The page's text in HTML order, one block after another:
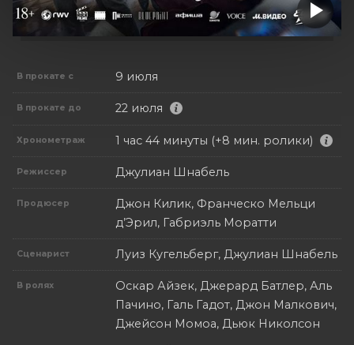
В прокате с 9 июля
В прокате до 22 июля
Хронометраж 1 час 44 минуты (+8 мин. ролики)
Режиссер Джулиан Шнабель
Продюсер
Джон Килик, Франческо Мельци
д’Эрил, Габриэль Моратти
Сценарист Луиз Кугельберг, Джулиан Шнабель
В ролях
Оскар Айзек, Джерард Батлер, Аль
Пачино, Галь Гадот, Джон Малкович,
Джейсон Момоа, Дьюк Николсон